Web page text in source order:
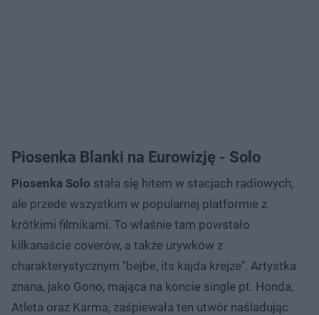
Piosenka Blanki na Eurowizję - Solo
Piosenka Solo stała się hitem w stacjach radiowych,
ale przede wszystkim w popularnej platformie z
krótkimi filmikami. To właśnie tam powstało
kilkanaście coverów, a także urywków z
charakterystycznym "bejbe, its kajda krejze". Artystka
znana, jako Gono, mająca na koncie single pt. Honda,
Atleta oraz Karma, zaśpiewała ten utwór naśladując